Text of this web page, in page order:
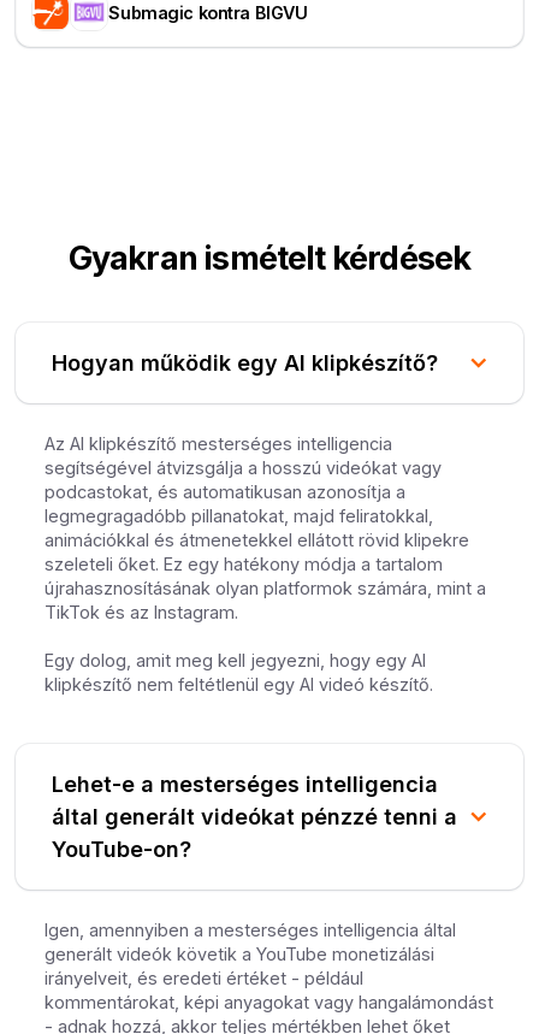
Submagic kontra BIGVU
Gyakran ismételt kérdések
Hogyan működik egy AI klipkészítő?
Az AI klipkészítő mesterséges intelligencia
segítségével átvizsgálja a hosszú videókat vagy
podcastokat, és automatikusan azonosítja a
legmegragadóbb pillanatokat, majd feliratokkal,
animációkkal és átmenetekkel ellátott rövid klipekre
szeleteli őket. Ez egy hatékony módja a tartalom
újrahasznosításának olyan platformok számára, mint a
TikTok és az Instagram.
Egy dolog, amit meg kell jegyezni, hogy egy AI
klipkészítő nem feltétlenül egy AI videó készítő.
Lehet-e a mesterséges intelligencia
által generált videókat pénzzé tenni a
YouTube-on?
Igen, amennyiben a mesterséges intelligencia által
generált videók követik a YouTube monetizálási
irányelveit, és eredeti értéket - például
kommentárokat, képi anyagokat vagy hangalámondást
- adnak hozzá, akkor teljes mértékben lehet őket